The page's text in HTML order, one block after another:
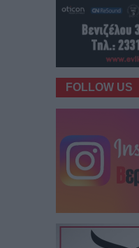
FOLLOW US